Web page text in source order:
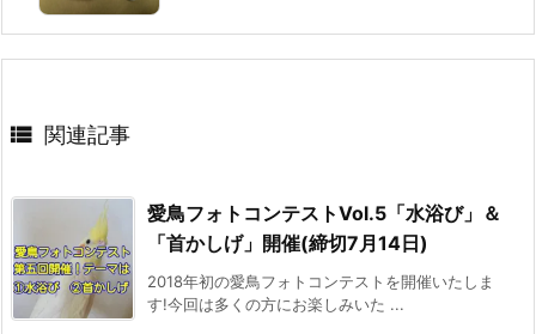
 関連記事
愛鳥フォトコンテストVol.5「水浴び」＆
「首かしげ」開催(締切7月14日)
2018年初の愛鳥フォトコンテストを開催いたしま
す!今回は多くの方にお楽しみいた ...